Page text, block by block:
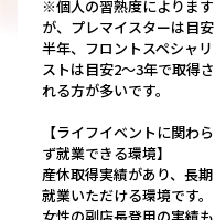
※個人の習熟度によります
が、プレマイスターは目安
半年、フロントスペシャリ
ストは目安2～3年で取得さ
れる方が多いです。
【ライフイベントに関わら
ず就業できる環境】
産休取得実績があり、長期
就業いただける環境です。